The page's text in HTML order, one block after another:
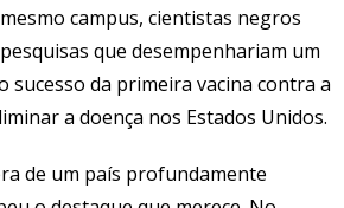
campus, cientistas negros
que desempenhariam um
sucesso da primeira vacina contra a
a doença nos Estados Unidos.
de um país profundamente